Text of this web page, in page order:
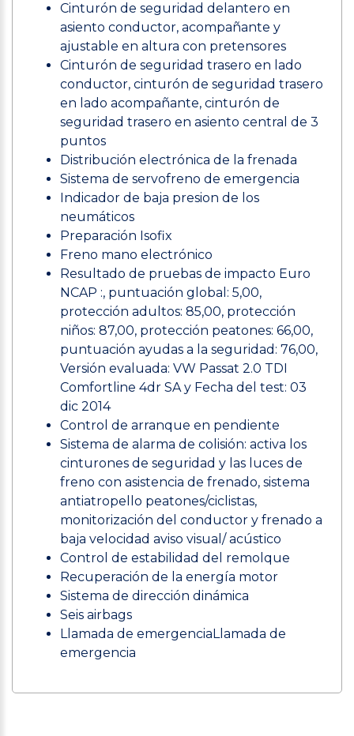
Cinturón de seguridad delantero en
asiento conductor, acompañante y
ajustable en altura con pretensores
Cinturón de seguridad trasero en lado
conductor, cinturón de seguridad trasero
en lado acompañante, cinturón de
seguridad trasero en asiento central de 3
puntos
Distribución electrónica de la frenada
Sistema de servofreno de emergencia
Indicador de baja presion de los
neumáticos
Preparación Isofix
Freno mano electrónico
Resultado de pruebas de impacto Euro
NCAP :, puntuación global: 5,00,
protección adultos: 85,00, protección
niños: 87,00, protección peatones: 66,00,
puntuación ayudas a la seguridad: 76,00,
Versión evaluada: VW Passat 2.0 TDI
Comfortline 4dr SA y Fecha del test: 03
dic 2014
Control de arranque en pendiente
Sistema de alarma de colisión: activa los
cinturones de seguridad y las luces de
freno con asistencia de frenado, sistema
antiatropello peatones/ciclistas,
monitorización del conductor y frenado a
baja velocidad aviso visual/ acústico
Control de estabilidad del remolque
Recuperación de la energía motor
Sistema de dirección dinámica
Seis airbags
Llamada de emergenciaLlamada de
emergencia